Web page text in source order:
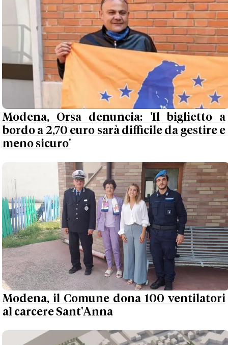
Modena, Orsa denuncia: 'Il biglietto a
bordo a 2,70 euro sarà difficile da gestire e
meno sicuro'
Modena, il Comune dona 100 ventilatori
al carcere Sant'Anna